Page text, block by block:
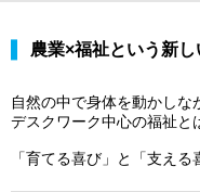
農業×福祉という新
自然の中で身体を動かしな
デスクワーク中心の福祉と
「育てる喜び」と「支え